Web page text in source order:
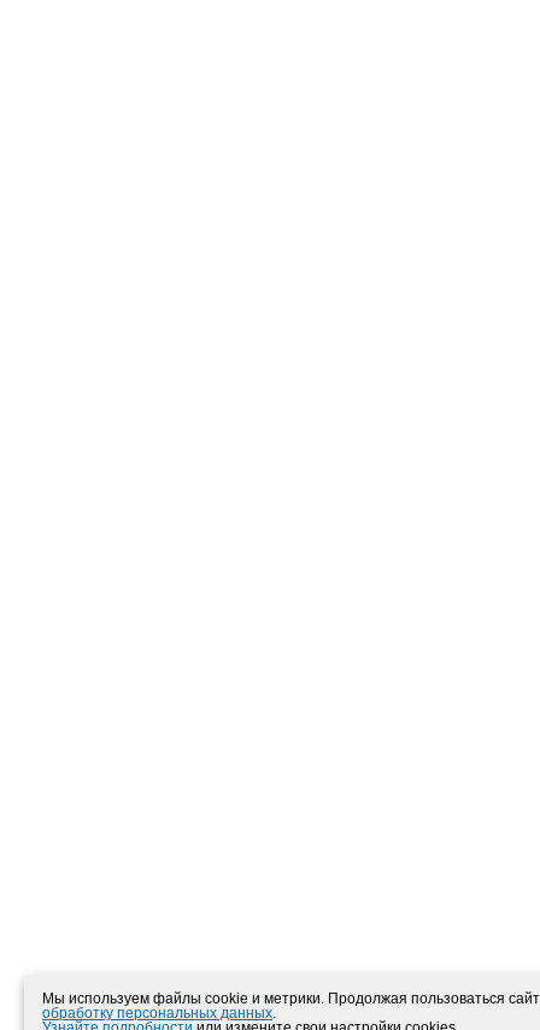
Мы используем файлы cookie и метрики. Продолжая пользоваться
обработку персональных данных.